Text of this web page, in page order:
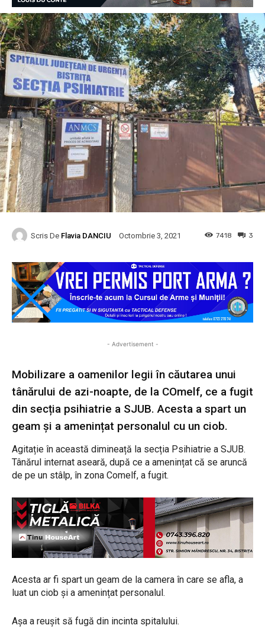
Scris De Flavia DANCIU Octombrie 3, 2021 3
7418
- Advertisement -
Mobilizare a oamenilor legii în căutarea unui
tânărului de azi-noapte, de la COmelf, ce a fugit
din secția psihiatrie a SJUB. Acesta a spart un
geam și a amenințat personalul cu un ciob.
Agitație în această dimineață la secția Psihiatrie a SJUB.
Tânărul internat aseară, după ce a amenințat că se aruncă
de pe un stâlp, în zona Comelf, a fugit.
Acesta ar fi spart un geam de la camera în care se afla, a
luat un ciob și a amenințat personalul.
Așa a reușit să fugă din incinta spitalului.